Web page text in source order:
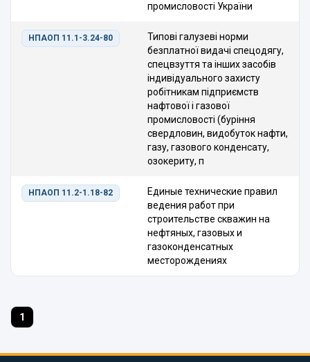
промисловості України
НПАОП 11.1-3.24-80
Типові галузеві норми
безплатної видачі спецодягу,
спецвзуття та інших засобів
індивідуального захисту
робітникам підприємств
нафтової і газової
промисловості (буріння
свердловин, видобуток нафти,
газу, газового конденсату,
озокериту, п
НПАОП 11.2-1.18-82
Единые технические правил
ведения работ при
строительстве скважин на
нефтяных, газовых и
газоконденсатных
месторождениях
1